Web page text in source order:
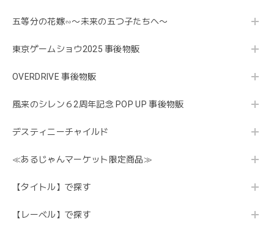
五等分の花嫁∽〜未来の五つ子たちへ〜
東京ゲームショウ2025 事後物販
OVERDRIVE 事後物販
風来のシレン６2周年記念 POP UP 事後物販
デスティニーチャイルド
≪あるじゃんマーケット限定商品≫
【タイトル】で探す
【レーベル】で探す